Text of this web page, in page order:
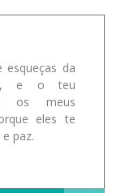
esqueças da
e o teu
os meus
eles te
paz.